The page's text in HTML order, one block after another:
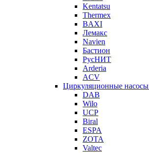
Kentatsu
Thermex
BAXI
Лемакс
Navien
Бастион
РусНИТ
Arderia
ACV
Циркуляционные насосы
DAB
Wilo
UCP
Biral
ESPA
ZOTA
Valtec